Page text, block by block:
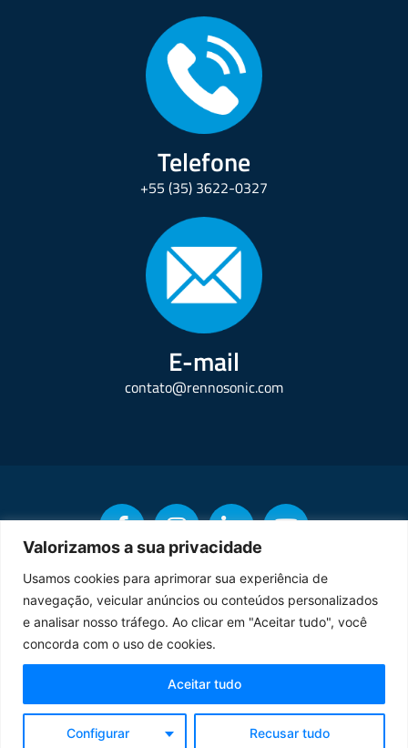
Valorizamos a sua privacidade
Usamos cookies para aprimorar sua experiência de
navegação, veicular anúncios ou conteúdos personalizados
e analisar nosso tráfego. Ao clicar em "Aceitar tudo", você
concorda com o uso de cookies.
Configurar Recusar tudo
Aceitar tudo
Telefone
+55 (35) 3622-0327
E-mail
contato@rennosonic.com
Copyright © Rennosonic. Todos os direitos reservados.
Orgulhosamente desenvolvido por
Termos de Uso Política de Privacidade